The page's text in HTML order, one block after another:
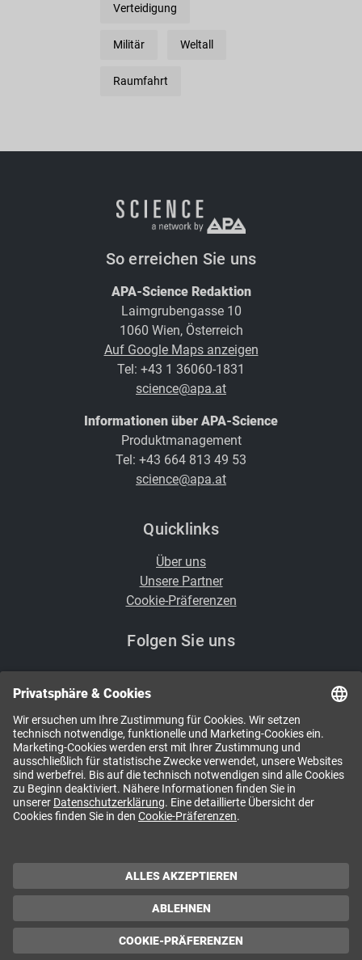
Verteidigung
Militär Weltall
Raumfahrt
So erreichen Sie uns
APA-Science Redaktion
Laimgrubengasse 10
1060 Wien, Österreich
Auf Google Maps anzeigen
Tel: +43 1 36060-1831
science@apa.at
Informationen über APA-Science
Produktmanagement
Tel: +43 664 813 49 53
science@apa.at
Quicklinks
Über uns
Unsere Partner
Cookie-Präferenzen
Folgen Sie uns
Kennen Sie schon unsere Newsletter?
NEWSLETTER ABONNIEREN
Impressum / Offenlegung / AGB / Copyright
Datenschutzerklärung
Anmelden